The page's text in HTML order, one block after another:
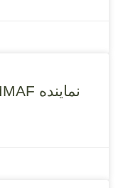
نماینده IMMAF استان قم منصوب شد